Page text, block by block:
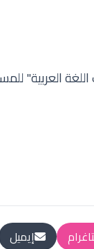
العربية"
إيميل